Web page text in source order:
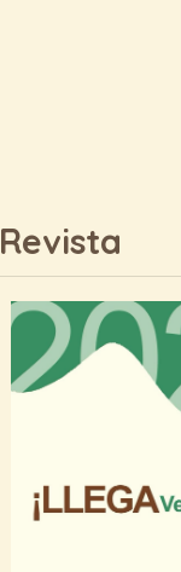
Revista